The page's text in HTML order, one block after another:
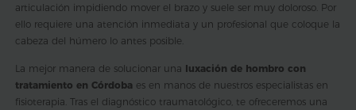
articulación impidiendo mover el brazo y suele ser muy doloroso. Por
ello requiere una atención inmediata y un profesional que coloque la
cabeza del húmero lo antes posible.
La mejor manera de solucionar una luxación de hombro con
tratamiento en Córdoba es en manos de nuestros especialistas en
fisioterapia. Tras el diagnóstico traumatológico, te ofreceremos una